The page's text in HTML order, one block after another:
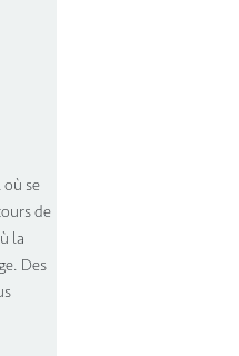
se
de
la
Des